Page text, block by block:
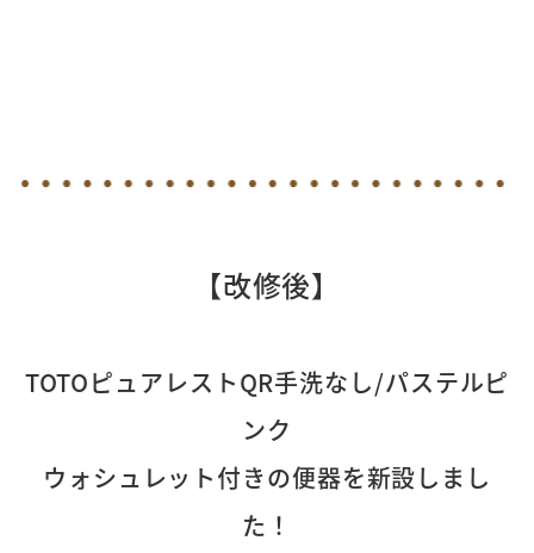
【改修後】
TOTOピュアレストQR手洗なし/パステルピ
ンク
ウォシュレット付きの便器を新設しまし
た！